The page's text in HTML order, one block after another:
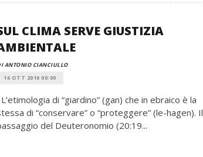
CLIMA SERVE GIUSTIZIA
ANTONIO CIANCIULLO
16 OTT 2016 00:00
di “giardino” (gan) che in ebraico è la
di “conservare” o “proteggere” (le-hagen). Il
del Deuteronomio (20:19...